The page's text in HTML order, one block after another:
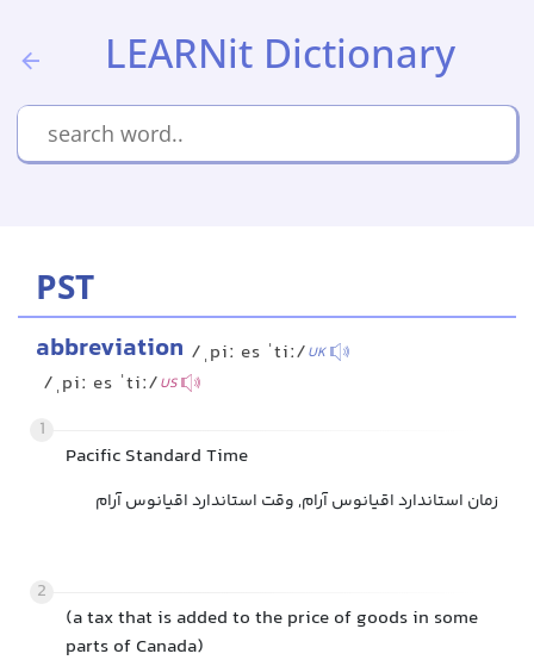
LEARNit Dictionary
PST
abbreviation /ˌpiː es ˈtiː/UK
/ˌpiː es ˈtiː/US
1
Pacific Standard Time
زمان استاندارد اقیانوس آرام, وقت استاندارد اقیانوس آرام
2
(a tax that is added to the price of goods in some
parts of Canada)